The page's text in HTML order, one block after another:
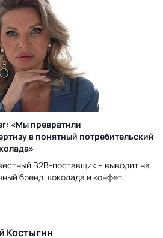
«Мы превратили
в понятный потребительский
B2B-поставщик – выводит на
бренд шоколада и конфет.
Костыгин